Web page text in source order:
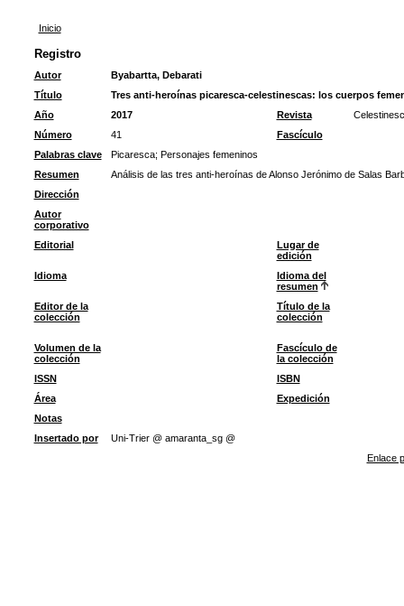
Inicio
Registro
Autor
Byabartta, Debarati
Título
Tres anti-heroínas picaresca-celestinescas: los cuerpos
Año
2017 Revista
Número
41
Fascículo
Palabras clave
Picaresca; Personajes femeninos
Resumen
Análisis de las tres anti-heroínas de Alonso Jerónimo de Salas
Dirección
Autor
corporativo
Editorial
Lugar de
edición
Idioma
Idioma del
resumen
Editor de la
colección
Título de la
colección
Volumen de la
colección
Fascículo de
la colección
ISSN
ISBN
Área
Expedición
Notas
Insertado por
Uni-Trier @ amaranta_sg @
Enlace